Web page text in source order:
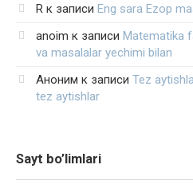
R к записи Eng sara Ezop
anoim к записи Matematika
va masalalar yechimi bilan
Аноним к записи Tez
tez aytishlar
Sayt bo’limlari